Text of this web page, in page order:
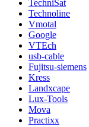
TechniSat
Technoline
Vmotal
Google
VTEch
usb-cable
Fujitsu-siemens
Kress
Landxcape
Lux-Tools
Mova
Practixx